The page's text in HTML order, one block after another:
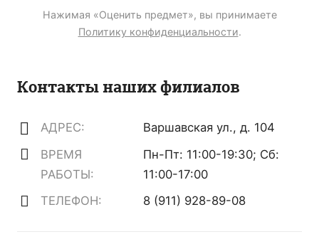
Нажимая «Оценить предмет», вы принимаете
Политику конфиденциальности.
Контакты наших филиалов
АДРЕС:
Варшавская ул., д. 104
ВРЕМЯ
РАБОТЫ:
Пн-Пт: 11:00-19:30; Сб:
11:00-17:00
ТЕЛЕФОН:
8 (911) 928-89-08